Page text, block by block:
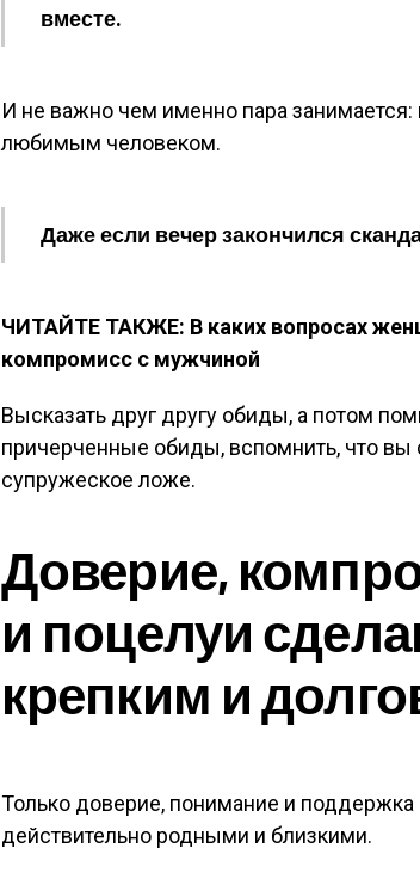
вместе.
И не важно чем именно пара
любимым человеком.
Даже если вечер закончился
ЧИТАЙТЕ ТАКЖЕ: В каких вопросах
компромисс с мужчиной
Высказать друг другу обиды, а потом
причерченные обиды, вспомнить, что вы
супружеское ложе.
Доверие,
и поцелуи
крепким и
Только доверие, понимание и
действительно родными и близкими.